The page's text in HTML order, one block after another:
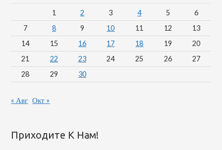
1 2 3 4 5
6
7
8 9 10 11 12
13
14
15 16 17 18 19
20
21
22 23 24 25 26
27
28
29 30
« Авг Окт »
Приходите К Нам!